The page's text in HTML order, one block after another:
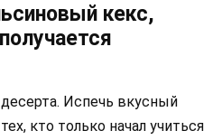
кекс,
Испечь вкусный
кто только начал учиться